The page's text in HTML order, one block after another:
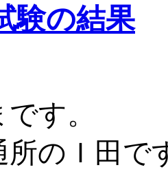
験の結果
す。
所のＩ田で